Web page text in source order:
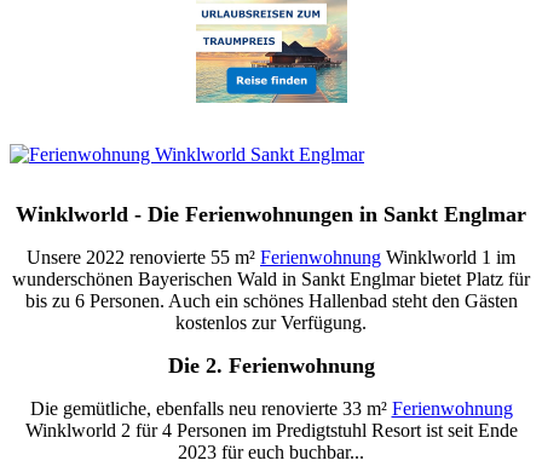
Winklworld - Die Ferienwohnungen in Sankt Englmar
Unsere 2022 renovierte 55 m² Ferienwohnung Winklworld 1 im
wunderschönen Bayerischen Wald in Sankt Englmar bietet Platz für
bis zu 6 Personen. Auch ein schönes Hallenbad steht den Gästen
kostenlos zur Verfügung.
Die 2. Ferienwohnung
Die gemütliche, ebenfalls neu renovierte 33 m² Ferienwohnung
Winklworld 2 für 4 Personen im Predigtstuhl Resort ist seit Ende
2023 für euch buchbar...